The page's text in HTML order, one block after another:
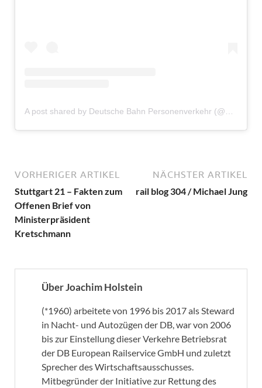
VORHERIGER ARTIKEL
Stuttgart 21 – Fakten zum
Offenen Brief von
Ministerpräsident
Kretschmann
NÄCHSTER ARTIKEL
rail blog 304 / Michael Jung
Über Joachim Holstein
(*1960) arbeitete von 1996 bis 2017 als Steward
in Nacht- und Autozügen der DB, war von 2006
bis zur Einstellung dieser Verkehre Betriebsrat
der DB European Railservice GmbH und zuletzt
Sprecher des Wirtschaftsausschusses.
Mitbegründer der Initiative zur Rettung des